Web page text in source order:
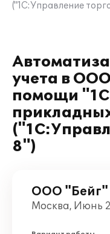
("1С:Управление
учета в
помощи
8")
ООО "Бейг"
Москва, Июнь